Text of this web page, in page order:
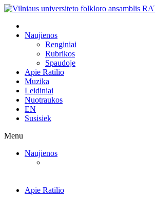
Naujienos
Renginiai
Rubrikos
Spaudoje
Apie Ratilio
Muzika
Leidiniai
Nuotraukos
EN
Susisiek
Menu
Naujienos
Apie Ratilio